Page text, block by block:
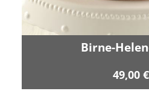
Birne-
49,00